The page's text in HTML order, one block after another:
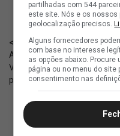
< Anterior
Apesar do recesso, grupo do
Vasco não ficará totalmente
parado
partilhadas com 544
este site. Nós e os
geolocalização precisos.
Alguns fornecedores
com base no interesse
as opções abaixo. Procure
página ou no menu do site
consentimento nas